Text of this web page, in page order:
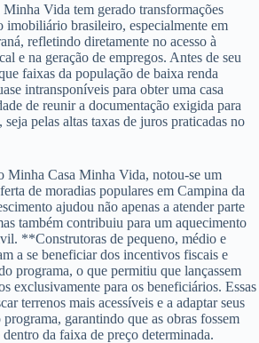
Vida tem gerado transformações
imobiliário brasileiro, especialmente em
refletindo diretamente no acesso à
e na geração de empregos. Antes de seu
faixas da população de baixa renda
intransponíveis para obter uma casa
de reunir a documentação exigida para
pelas altas taxas de juros praticadas no
Minha Casa Minha Vida, notou-se um
de moradias populares em Campina da
ajudou não apenas a atender parte
também contribuiu para um aquecimento
**Construtoras de pequeno, médio e
a se beneficiar dos incentivos fiscais e
programa, o que permitiu que lançassem
exclusivamente para os beneficiários. Essas
terrenos mais acessíveis e a adaptar seus
garantindo que as obras fossem
dentro da faixa de preço determinada.